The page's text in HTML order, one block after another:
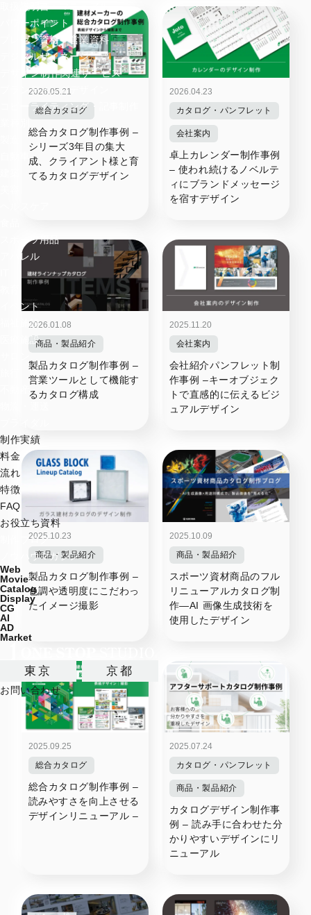
取扱説明書・マニュアル
パワーポイント
プレゼン資料・営業資料
デジタルサイネージ
デザイン制作関連サービス
ブランディングデザイン
コピーライティング・記事制作
スポーツ用品
アパレル
イベント
福祉施設
医療施設
制作実績
料金
流れ
特徴
FAQ
お役立ち資料
制作ブログ
ノウハウマガジン
Web
Movie
Catalog
Display
CG
AI
AD
Market
東京 京都
お問い合わせ
2026.05.21
総合カタログ
総合カタログ制作事例 –
シリーズ3年目の集大
成、クライアント様と育
てるカタログデザイン
2026.04.23
カタログ・パンフレット
会社案内
卓上カレンダー制作事例
– 使われ続けるノベルテ
ィにブランドメッセージ
を宿すデザイン
2026.01.08
商品・製品紹介
製品カタログ制作事例 –
営業ツールとして機能す
るカタログ構成
2025.11.20
会社案内
会社紹介パンフレット制
作事例 –キーオブジェク
トで直感的に伝えるビジ
ュアルデザイン
2025.10.23
商品・製品紹介
製品カタログ制作事例 –
色調や透明度にこだわっ
たイメージ撮影
2025.10.09
商品・製品紹介
スポーツ資材商品のフル
リニューアルカタログ制
作―AI 画像生成技術を
使用したデザイン
2025.09.25
総合カタログ
総合カタログ制作事例 –
読みやすさを向上させる
デザインリニューアル –
2025.07.24
カタログ・パンフレット
商品・製品紹介
カタログデザイン制作事
例 – 読み手に合わせた分
かりやすいデザインにリ
ニューアル